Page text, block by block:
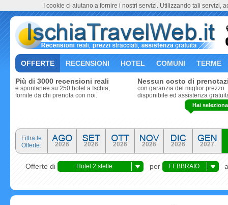
OFFERTE RECENSIONI HOTEL COMUNI TERME
Più di 3000 recensioni reali
e spontanee su 250 hotel a Ischia,
fornite da chi prenota con noi.
Nessun costo di
con garanzia del miglior prezzo
disponibile ed assistenza
Filtra le
Offerte:
2026 2026 2026 2026 2026 2027
Offerte di Hotel 2 stelle per FEBBRAIO
Hai
I cookie ci aiutano a fornire i nostri servizi. Utilizzando tali servizi,